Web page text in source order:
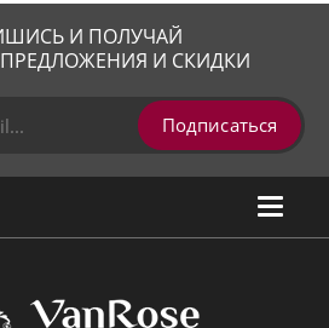
И ПОЛУЧАЙ
И СКИДКИ
Подписаться